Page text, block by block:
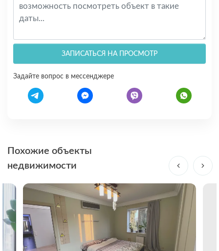
ЗАПИСАТЬСЯ НА ПРОСМОТР
Задайте вопрос в мессенджере
Похожие объекты
недвижимости